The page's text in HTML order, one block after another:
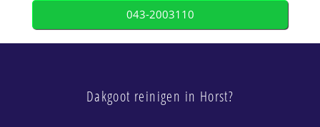
043-2003110
Dakgoot reinigen in Horst?